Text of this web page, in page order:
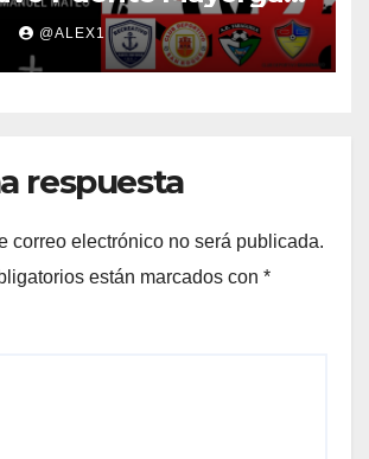
semifinales
‘Alcalde’
@ALEX1
respuesta
correo electrónico no será publicada.
están marcados con *